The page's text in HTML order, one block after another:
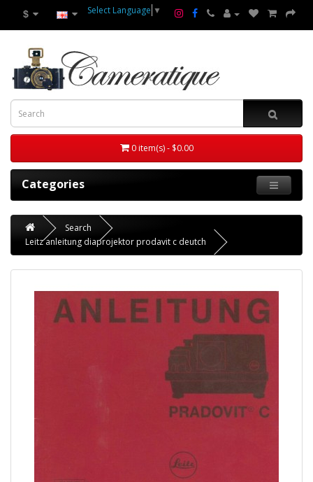
$ Select Language ▼
0 item(s) - $0.00
Categories
Search
Leitz anleitung diaprojektor prodavit c deutch